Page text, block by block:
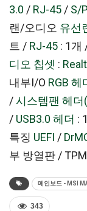
3.0 / RJ-45 / S/
랜/오디오 유선
트 / RJ-45 : 1개
디오 칩셋 :
내부I/O RGB 헤
/시스템팬 헤더
/ USB3.0 헤더 :
특징 UEFI /
부 방열판 /
메인보드 - MSI
343